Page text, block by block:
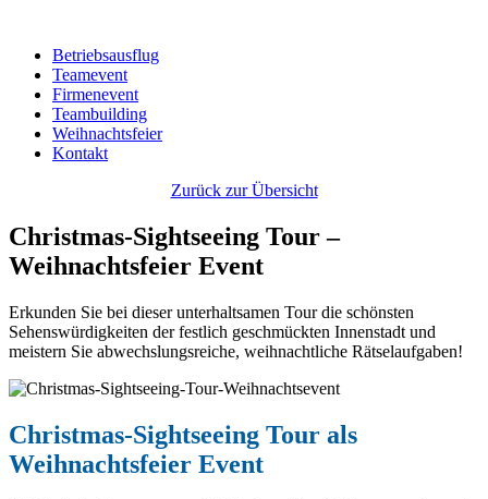
Betriebsausflug
Teamevent
Firmenevent
Teambuilding
Weihnachtsfeier
Kontakt
Zurück zur Übersicht
Christmas-Sightseeing Tour –
Weihnachtsfeier Event
Erkunden Sie bei dieser unterhaltsamen Tour die schönsten
Sehenswürdigkeiten der festlich geschmückten Innenstadt und
meistern Sie abwechslungsreiche, weihnachtliche Rätselaufgaben!
Christmas-Sightseeing Tour als
Weihnachtsfeier Event